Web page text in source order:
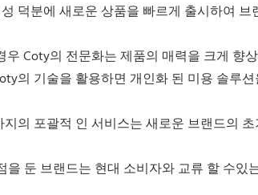
덕분에 새로운 상품을 빠르게 출시하여
Coty의 전문화는 제품의 매력을 크게 향
의 기술을 활용하면 개인화 된 미용 솔루
의 포괄적 인 서비스는 새로운 브랜드의
둔 브랜드는 현대 소비자와 교류 할 수있